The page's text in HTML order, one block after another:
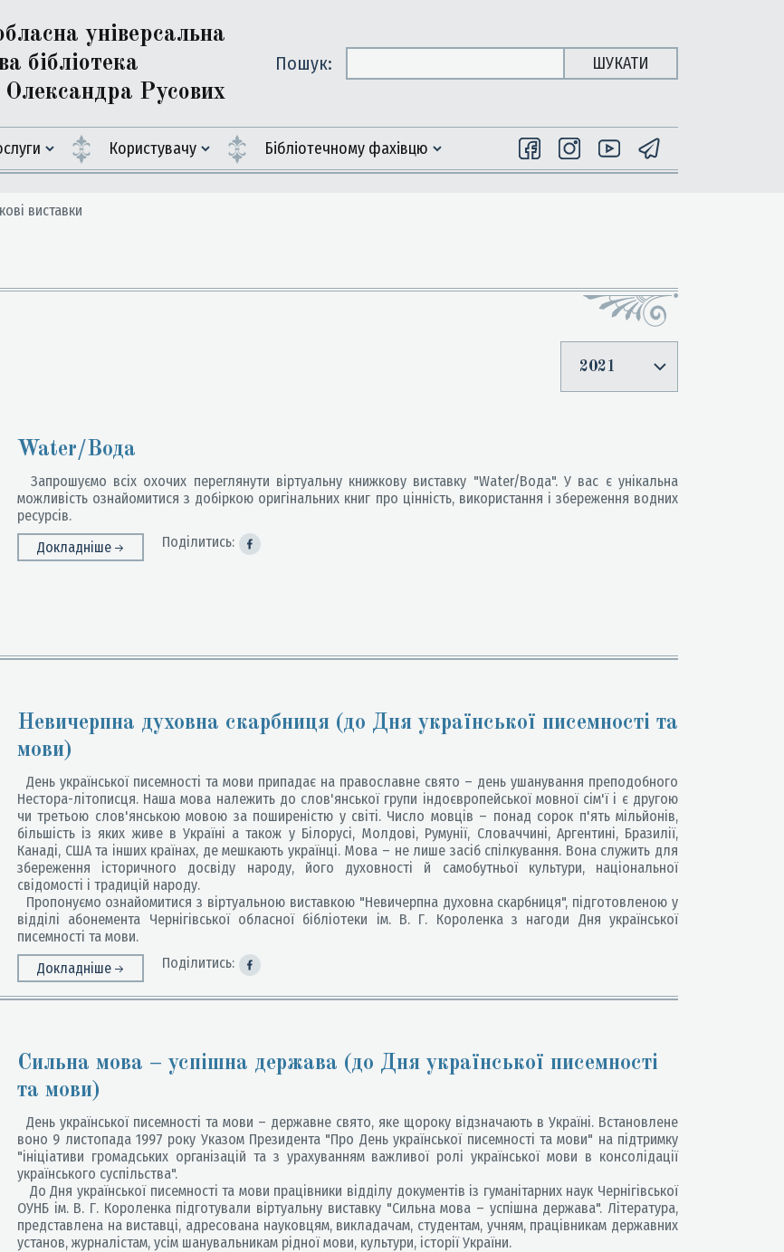
універсальна
бібліотека
Олександра Русових
Пошук: ШУКАТИ
Користувачу Бiблiотечному фахiвцю
виставки
2021
Water/Вода
Запрошуємо всіх охочих переглянути віртуальну книжкову виставку "Water/Вода". У вас є унікальна
можливість ознайомитися з добіркою оригінальних книг про цінність, використання і збереження водних
ресурсів.
Докладніше
Поділитись:
Невичерпна духовна скарбниця (до Дня української писемності та
мови)
День української писемності та мови припадає на православне свято – день ушанування преподобного
Нестора-літописця. Наша мова належить до слов'янської групи індоєвропейської мовної сім'ї і є другою
чи третьою слов'янською мовою за поширеністю у світі. Число мовців – понад сорок п'ять мільйонів,
більшість із яких живе в Україні а також у Білорусі, Молдові, Румунії, Словаччині, Аргентині, Бразилії,
Канаді, США та інших країнах, де мешкають українці. Мова – не лише засіб спілкування. Вона служить для
збереження історичного досвіду народу, його духовності й самобутньої культури, національної
свідомості і традицій народу.
Пропонуємо ознайомитися з віртуальною виставкою "Невичерпна духовна скарбниця", підготовленою у
відділі абонемента Чернігівської обласної бібліотеки ім. В. Г. Короленка з нагоди Дня української
писемності та мови.
Докладніше
Поділитись:
Сильна мова – успішна держава (до Дня української писемності
та мови)
День української писемності та мови – державне свято, яке щороку відзначають в Україні. Встановлене
воно 9 листопада 1997 року Указом Президента "Про День української писемності та мови" на підтримку
"ініціативи громадських організацій та з урахуванням важливої ролі української мови в консолідації
українського суспільства".
До Дня української писемності та мови працівники відділу документів із гуманітарних наук Чернігівської
ОУНБ ім. В. Г. Короленка підготували віртуальну виставку "Сильна мова – успішна держава". Література,
представлена на виставці, адресована науковцям, викладачам, студентам, учням, працівникам державних
установ, журналістам, усім шанувальникам рідної мови, культури, історії України.